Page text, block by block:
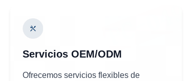
Ofrecemos servicios flexibles de
Servicios OEM/ODM